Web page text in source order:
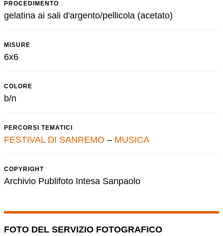
PROCEDIMENTO
gelatina ai sali d'argento/pellicola (acetato)
MISURE
6x6
COLORE
b/n
PERCORSI TEMATICI
FESTIVAL DI SANREMO – MUSICA
COPYRIGHT
Archivio Publifoto Intesa Sanpaolo
FOTO DEL SERVIZIO FOTOGRAFICO